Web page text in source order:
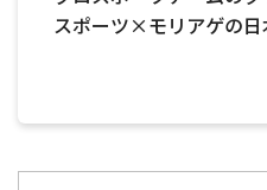
スポーツ×モリアゲの日